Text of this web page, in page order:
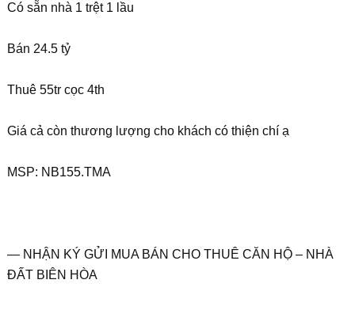
Có sẵn nhà 1 trệt 1 lầu
Bán 24.5 tỷ
Thuê 55tr cọc 4th
Giá cả còn thương lượng cho khách có thiện chí ạ
MSP: NB155.TMA
— NHẬN KÝ GỬI MUA BÁN CHO THUÊ CĂN HỘ – NHÀ
ĐẤT BIÊN HÒA